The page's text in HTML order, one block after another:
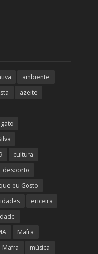
ambiente
azeite
cultura
desporto
eu Gosto
ericeira
Mafra
Mafra música